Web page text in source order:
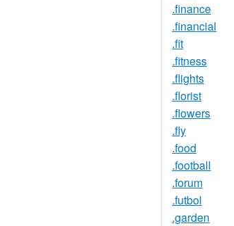
.finance
.financial
.fit
.fitness
.flights
.florist
.flowers
.fly
.food
.football
.forum
.futbol
.garden